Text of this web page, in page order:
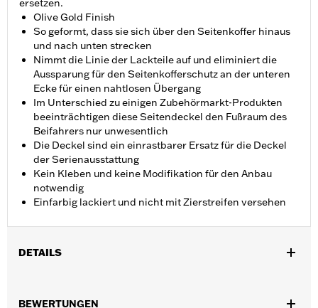
ersetzen.
Olive Gold Finish
So geformt, dass sie sich über den Seitenkoffer hinaus
und nach unten strecken
Nimmt die Linie der Lackteile auf und eliminiert die
Aussparung für den Seitenkofferschutz an der unteren
Ecke für einen nahtlosen Übergang
Im Unterschied zu einigen Zubehörmarkt-Produkten
beeinträchtigen diese Seitendeckel den Fußraum des
Beifahrers nur unwesentlich
Die Deckel sind ein einrastbarer Ersatz für die Deckel
der Serienausstattung
Kein Kleben und keine Modifikation für den Anbau
notwendig
Einfarbig lackiert und nicht mit Zierstreifen versehen
DETAILS
mit Zusatz-Stromanschluss P/N 69201099 verwendbar.
BEWERTUNGEN